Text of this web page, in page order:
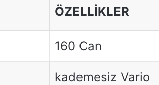
ÖZELLİKLER
160 Can
kademesiz Vario